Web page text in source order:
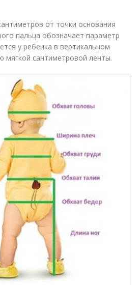
от точки основания
пальца обозначает параметр
у ребенка в вертикальном
сантиметровой ленты.